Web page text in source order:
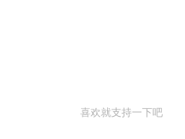
喜欢就支持一下吧